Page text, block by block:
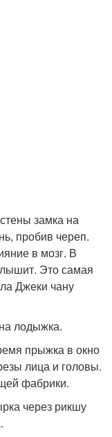
замка на
пробив череп.
в мозг. В
Это самая
Джеки чану
лодыжка.
прыжка в окно
лица и головы.
фабрики.
через рикшу